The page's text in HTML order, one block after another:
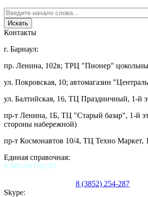
Контакты
г. Барнаул:
пр. Ленина, 102в; ТРЦ "Пионер"
ул. Покровская, 10; автомагазин
ул. Балтийская, 16, ТЦ Праздничный, 1-й
пр-т Ленина, 1Б, ТЦ "Старый базар", 1-й
стороны набережной)
пр-т Космонавтов 10/4, ТЦ Техно Маркет,
Единая справочная:
8-903-947-92-87
8 (3852) 254-287
Skype: